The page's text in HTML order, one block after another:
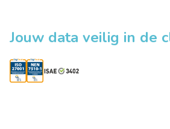
Jouw data veilig in de